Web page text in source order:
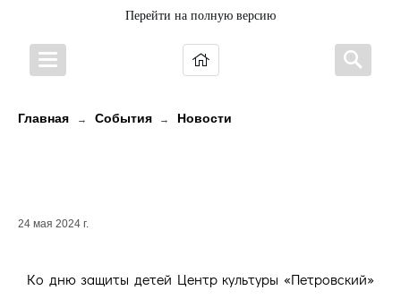
Перейти на полную версию
Главная → События → Новости
24 мая 2024 г.
Ко дню защиты детей Центр культуры «Петровский»